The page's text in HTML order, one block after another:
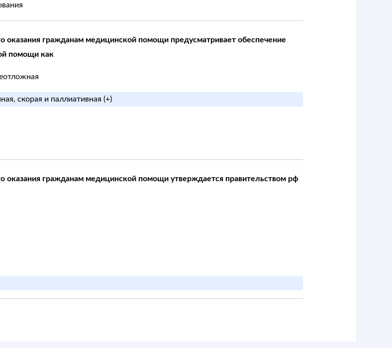
оказания гражданам медицинской помощи предусматривает обеспечение
помощи как
скорая и паллиативная (+)
оказания гражданам медицинской помощи утверждается правительством рф